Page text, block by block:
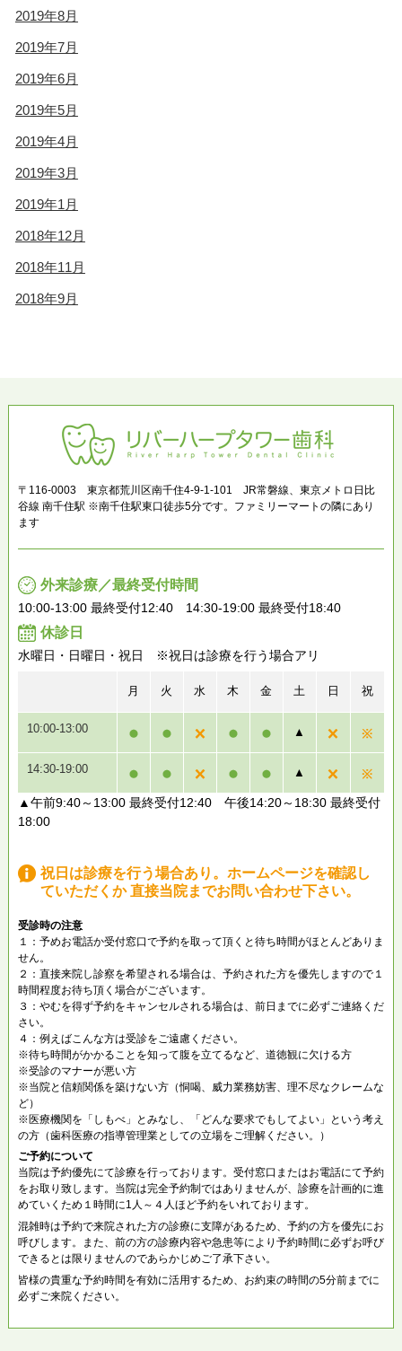
2019年8月
2019年7月
2019年6月
2019年5月
2019年4月
2019年3月
2019年1月
2018年12月
2018年11月
2018年9月
〒116-0003 東京都荒川区南千住4-9-1-101 JR常磐線、東京メトロ日比
谷線 南千住駅 ※南千住駅東口徒歩5分です。ファミリーマートの隣にあり
ます
外来診療／最終受付時間
10:00-13:00 最終受付12:40 14:30-19:00 最終受付18:40
休診日
水曜日・日曜日・祝日 ※祝日は診療を行う場合アリ
月 火 水 木 金 土 日 祝
10:00-13:00 ▲
14:30-19:00 ▲
▲午前9:40～13:00 最終受付12:40 午後14:20～18:30 最終受付
18:00
祝日は診療を行う場合あり。ホームページを確認し
ていただくか 直接当院までお問い合わせ下さい。
受診時の注意
１：予めお電話か受付窓口で予約を取って頂くと待ち時間がほとんどありま
せん。
２：直接来院し診察を希望される場合は、予約された方を優先しますので１
時間程度お待ち頂く場合がございます。
３：やむを得ず予約をキャンセルされる場合は、前日までに必ずご連絡くだ
さい。
４：例えばこんな方は受診をご遠慮ください。
※待ち時間がかかることを知って腹を立てるなど、道徳観に欠ける方
※受診のマナーが悪い方
※当院と信頼関係を築けない方（恫喝、威力業務妨害、理不尽なクレームな
ど）
※医療機関を「しもべ」とみなし、「どんな要求でもしてよい」という考え
の方（歯科医療の指導管理業としての立場をご理解ください。）
ご予約について
当院は予約優先にて診療を行っております。受付窓口またはお電話にて予約
をお取り致します。当院は完全予約制ではありませんが、診療を計画的に進
めていくため１時間に1人～４人ほど予約をいれております。
混雑時は予約で来院された方の診療に支障があるため、予約の方を優先にお
呼びします。また、前の方の診療内容や急患等により予約時間に必ずお呼び
できるとは限りませんのであらかじめご了承下さい。
皆様の貴重な予約時間を有効に活用するため、お約束の時間の5分前までに
必ずご来院ください。